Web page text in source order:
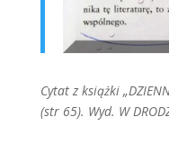
Cytat z książki
(str 65). Wyd. W